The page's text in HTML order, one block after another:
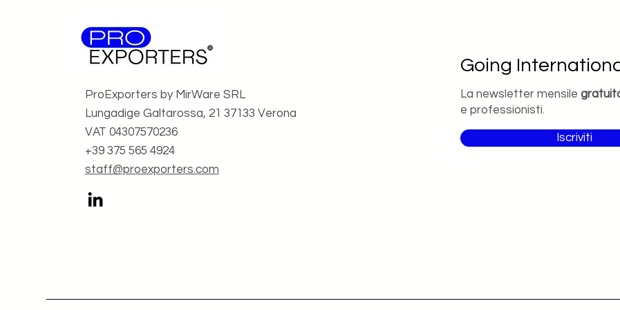
ProExporters by MirWare SRL
Lungadige Galtarossa, 21 37133 Verona
VAT 04307570236
+39 375 565 4924
staff@proexporters.com
Going
La newsletter mensile
e professionisti.
Iscriviti